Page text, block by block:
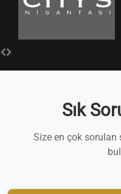
Sık
Size en çok sorulan